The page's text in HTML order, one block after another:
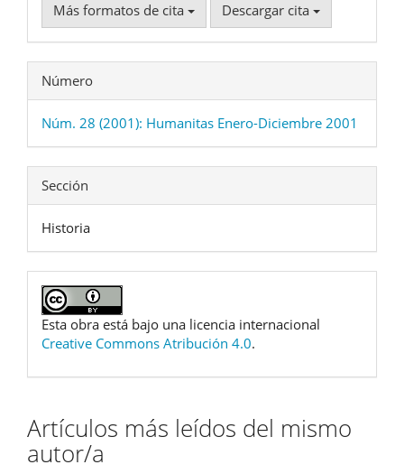
Más formatos de cita Descargar cita
Número
Núm. 28 (2001): Humanitas Enero-Diciembre 2001
Sección
Historia
Esta obra está bajo una licencia internacional
Creative Commons Atribución 4.0.
Artículos más leídos del mismo
autor/a